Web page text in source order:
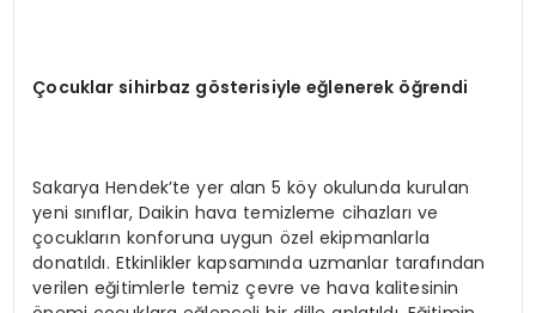
Çocuklar sihirbaz gösterisiyle eğlenerek öğrendi
Sakarya Hendek’te yer alan 5 köy okulunda kurulan
yeni sınıflar, Daikin hava temizleme cihazları ve
çocukların konforuna uygun özel ekipmanlarla
donatıldı. Etkinlikler kapsamında uzmanlar tarafından
verilen eğitimlerle temiz çevre ve hava kalitesinin